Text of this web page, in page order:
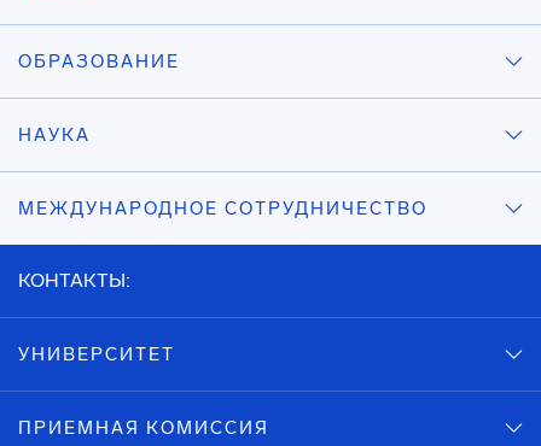
ОБРАЗОВАНИЕ
НАУКА
МЕЖДУНАРОДНОЕ СОТРУДНИЧЕСТВО
КОНТАКТЫ:
УНИВЕРСИТЕТ
ПРИЕМНАЯ КОМИССИЯ